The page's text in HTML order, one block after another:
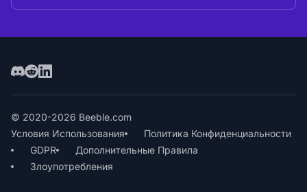
© 2020-2026 Beeble.com
Условия Использования
Политика Конфиденциальности
GDPR
Дополнительные Правила
Злоупотребления